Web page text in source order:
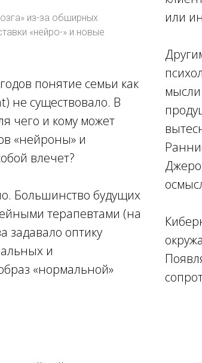
из-за обширных
«нейро-» и новые
понятие семьи как
не существовало. В
чего и кому может
«нейроны» и
влечет?
Большинство будущих
терапевтами (на
задавало оптику
и
«нормальной»
или